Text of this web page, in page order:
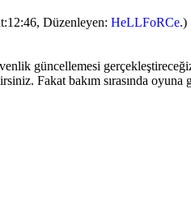
Düzenleyen: HeLLFoRCe.)
güncellemesi
Fakat bakım sırasında oyuna